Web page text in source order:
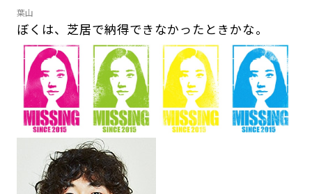
葉山
ぼくは、芝居で納得できなかったときかな。